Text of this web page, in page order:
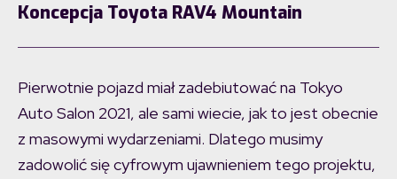
Koncepcja Toyota RAV4 Mountain
Pierwotnie pojazd miał zadebiutować na Tokyo
Auto Salon 2021, ale sami wiecie, jak to jest obecnie
z masowymi wydarzeniami. Dlatego musimy
zadowolić się cyfrowym ujawnieniem tego projektu,